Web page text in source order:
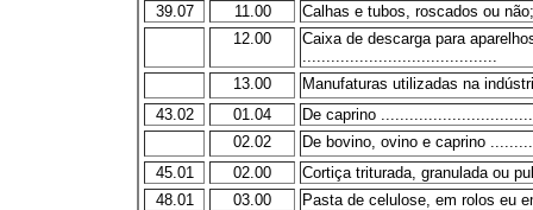
39.07
11.00
Calhas e tubos, roscados ou
12.00
Caixa de descarga para
13.00
Manufaturas utilizadas na
43.02
01.04
De caprino
02.02
De bovino, ovino e caprino
45.01
02.00
Cortiça triturada, granulada ou
48.01
03.00
Pasta de celulose, em rolos eu